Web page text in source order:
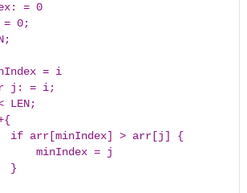
= 0
= 0;
minIndex = i
for j: = i;
j < LEN;
            if arr[minIndex] > arr[j] {
                minIndex = j
            }